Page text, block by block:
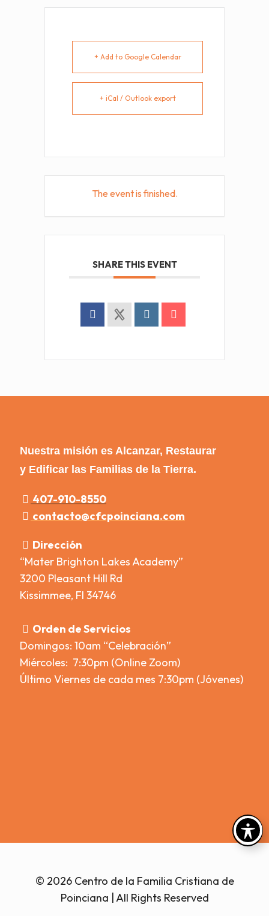
+ Add to Google Calendar
+ iCal / Outlook export
The event is finished.
SHARE THIS EVENT
Nuestra misión es Alcanzar, Restaurar
y Edificar las Familias de la Tierra.
407-910-8550
contacto@cfcpoinciana.com
Dirección
“Mater Brighton Lakes Academy”
3200 Pleasant Hill Rd
Kissimmee, Fl 34746
Orden de Servicios
Domingos: 10am “Celebración”
Miércoles: 7:30pm (Online Zoom)
Último Viernes de cada mes 7:30pm (Jóvenes)
© 2026 Centro de la Familia Cristiana de
Poinciana | All Rights Reserved